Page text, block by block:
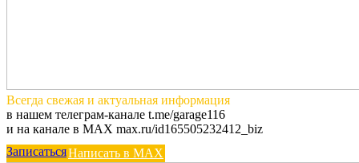
Всегда свежая и актуальная информация
в нашем телеграм-канале t.me/garage116
и на канале в MAX max.ru/id165505232412_biz
ЗаписатьсяНаписать в MAX